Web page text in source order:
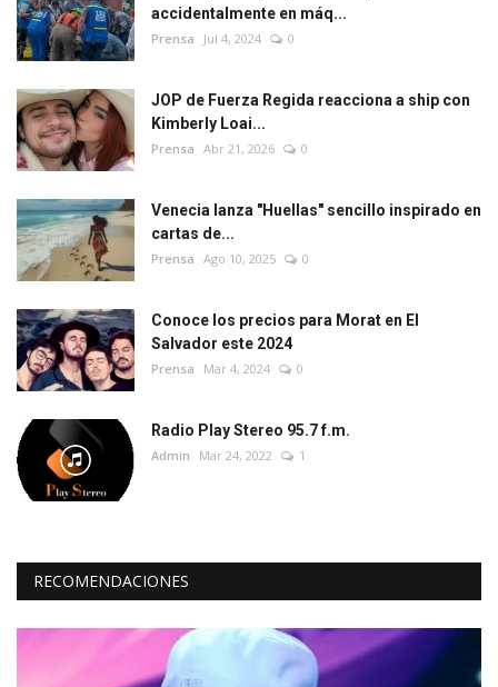
accidentalmente en máq...
Prensa Jul 4, 2024 0
JOP de Fuerza Regida reacciona a ship con
Kimberly Loai...
Prensa Abr 21, 2026 0
Venecia lanza "Huellas" sencillo inspirado en
cartas de...
Prensa Ago 10, 2025 0
Conoce los precios para Morat en El
Salvador este 2024
Prensa Mar 4, 2024 0
Radio Play Stereo 95.7 f.m.
Admin Mar 24, 2022 1
RECOMENDACIONES